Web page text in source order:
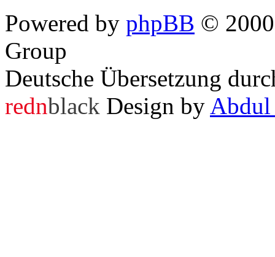
Powered by phpBB ©
Group
Deutsche Übersetzung
rednblack Design by Abdul